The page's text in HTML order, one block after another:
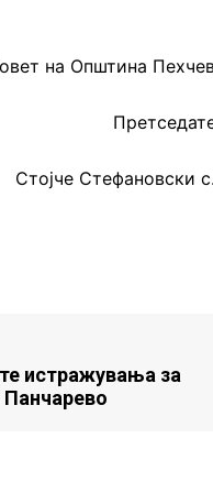
на Општина
Стефановски
истражувања за
Панчарево